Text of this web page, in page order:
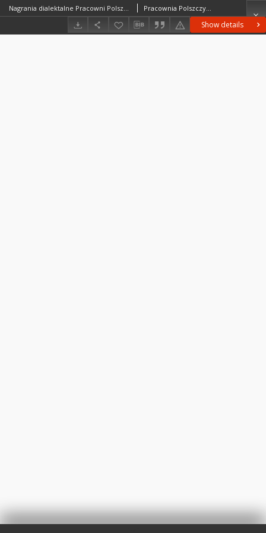
Show details
Nagrania dialektalne Pracowni Polszczyzny Kresowej IJP PAN; Nagrania PPK; PPK-N-004A Pracownia Polszczyzny Kresowej